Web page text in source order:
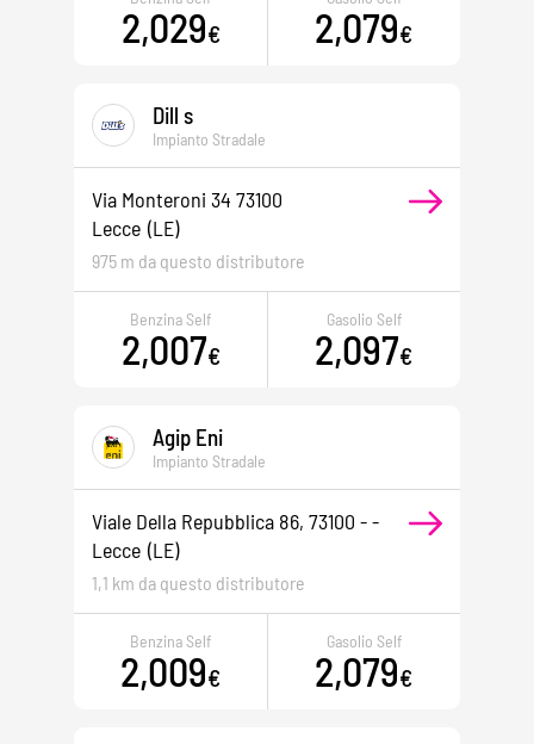
2,029€ 2,079€
Dill s
Impianto Stradale
Via Monteroni 34 73100
Lecce (LE)
975 m da questo distributore
Benzina Self
2,007€
Gasolio Self
2,097€
Agip Eni
Impianto Stradale
Viale Della Repubblica 86, 73100 - -
Lecce (LE)
1,1 km da questo distributore
Benzina Self
2,009€
Gasolio Self
2,079€